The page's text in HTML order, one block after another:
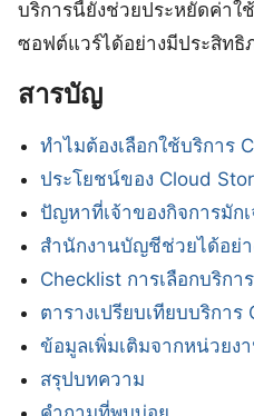
บริการนี้ยังช่วยประหยัดค่าใ
ซอฟต์แวร์ได้อย่างมีประสิทธิ
สารบัญ
ทำไมต้องเลือกใช้บริการ
ประโยชน์ของ Cloud
ปัญหาที่เจ้าของกิจการมักเ
สำนักงานบัญชีช่วยได้อย่า
Checklist การเลือกบริกา
ตารางเปรียบเทียบบริการ
ข้อมูลเพิ่มเติมจากหน่วยง
สรุปบทความ